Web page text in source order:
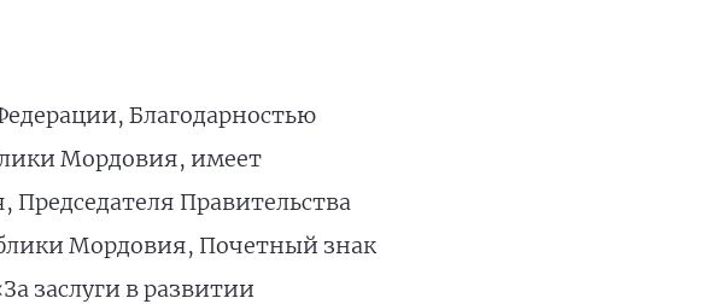
Благодарностью
Мордовия, имеет
Правительства
Мордовия, Почетный знак
заслуги в развитии